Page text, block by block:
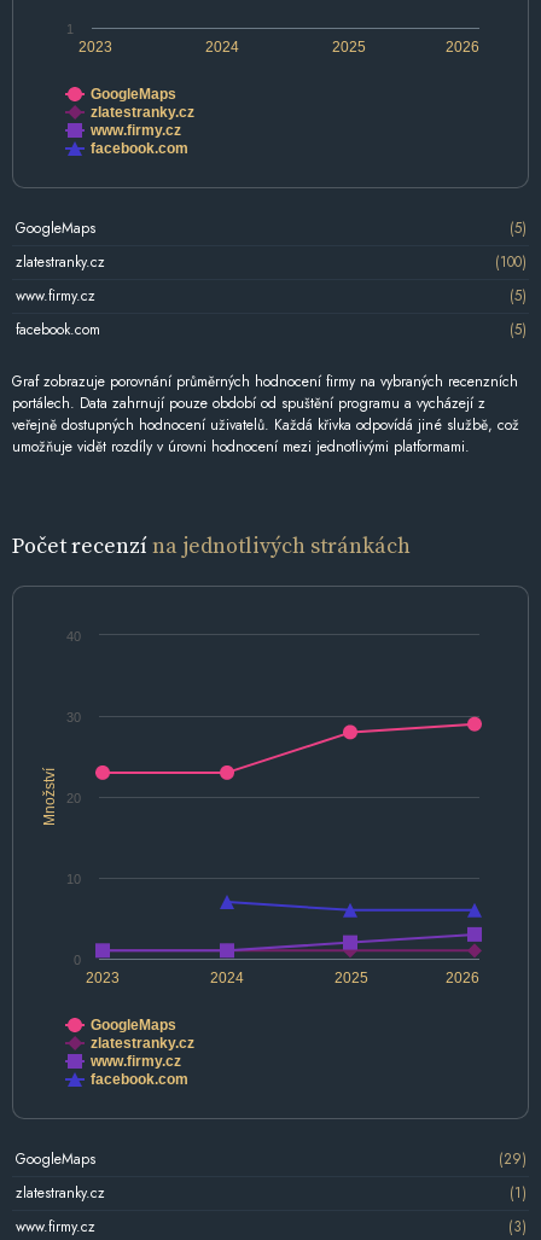
2024 2026
2023 2025
1
GoogleMaps
zlatestranky.cz
www.firmy.cz
facebook.com
GoogleMaps
(5)
zlatestranky.cz
(100)
www.firmy.cz
(5)
facebook.com
(5)
Graf zobrazuje porovnání průměrných hodnocení firmy na vybraných recenzních
portálech. Data zahrnují pouze období od spuštění programu a vycházejí z
veřejně dostupných hodnocení uživatelů. Každá křivka odpovídá jiné službě, což
umožňuje vidět rozdíly v úrovni hodnocení mezi jednotlivými platformami.
Počet recenzína jednotlivých stránkách
Množství
2024 2026
2023 2025
0
10
20
30
40
GoogleMaps
zlatestranky.cz
www.firmy.cz
facebook.com
GoogleMaps
(29)
zlatestranky.cz
(1)
www.firmy.cz
(3)